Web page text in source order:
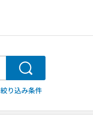
検索
絞り込み条件